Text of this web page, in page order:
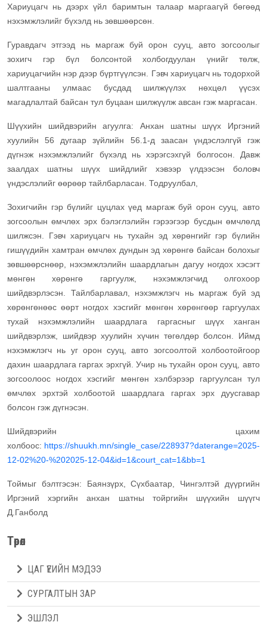
Хариуцагч нь дээрх үйл баримтын талаар маргаагүй бөгөөд
нэхэмжлэлийг бүхэлд нь зөвшөөрсөн.
Гуравдагч этгээд нь маргаж буй орон сууц, авто зогсоолыг
зохигч гэр бүл болсонтой холбогдуулан үнийг төлж,
хариуцагчийн нэр дээр бүртгүүлсэн. Гэвч хариуцагч нь тодорхой
шалтгааны улмаас бусдад шилжүүлэх нөхцөл үүсэх
магадлалтай байсан тул буцаан шилжүүлж авсан гэж маргасан.
Шүүхийн шийдвэрийн агуулга: Анхан шатны шүүх Иргэний
хуулийн 56 дугаар зүйлийн 56.1-д заасан үндэслэлгүй гэж
дүгнэж нэхэмжлэлийг бүхэлд нь хэрэгсэхгүй болгосон. Давж
заалдах шатны шүүх шийдлийг хэвээр үлдээсэн боловч
үндэслэлийг өөрөөр тайлбарласан. Тодруулбал,
Зохигчийн гэр бүлийг цуцлах үед маргаж буй орон сууц, авто
зогсоолын өмчлөх эрх бэлэглэлийн гэрээгээр бусдын өмчлөлд
шилжсэн. Гэвч хариуцагч нь тухайн эд хөрөнгийг гэр бүлийн
гишүүдийн хамтран өмчлөх дундын эд хөрөнгө байсан болохыг
зөвшөөрснөөр, нэхэмжлэлийн шаардлагын дагуу ногдох хэсэгт
мөнгөн хөрөнгө гаргуулж, нэхэмжлэгчид олгохоор
шийдвэрлэсэн. Тайлбарлавал, нэхэмжлэгч нь маргаж буй эд
хөрөнгөнөөс өөрт ногдох хэсгийг мөнгөн хөрөнгөөр гаргуулах
тухай нэхэмжлэлийн шаардлага гаргасныг шүүх ханган
шийдвэрлэж, шийдвэр хуулийн хүчин төгөлдөр болсон. Иймд
нэхэмжлэгч нь уг орон сууц, авто зогсоолтой холбоотойгоор
дахин шаардлага гаргах эрхгүй. Учир нь тухайн орон сууц, авто
зогсоолоос ногдох хэсгийг мөнгөн хэлбэрээр гаргуулсан тул
өмчлөх эрхтэй холбоотой шаардлага гаргах эрх дуусгавар
болсон гэж дүгнэсэн.
Шийдвэрийн цахим
холбоос: https://shuukh.mn/single_case/228937?daterange=2025-
12-02%20-%202025-12-04&id=1&court_cat=1&bb=1
Тоймыг бэлтгэсэн: Баянзүрх, Сүхбаатар, Чингэлтэй дүүргийн
Иргэний хэргийн анхан шатны тойргийн шүүхийн шүүгч
Д.Ганболд
Төрөл
ЦАГ ҮЕИЙН МЭДЭЭ
СУРГАЛТЫН ЗАР
ЭШЛЭЛ